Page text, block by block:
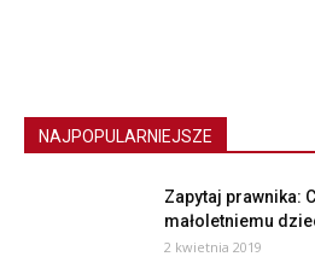
NAJPOPULARNIEJSZE
Zapytaj prawnika:
małoletniemu
2 kwietnia 2019